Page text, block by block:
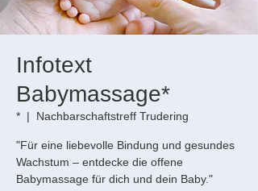
Infotext
Babymassage*
*
  |
Nachbarschaftstreff Trudering
"Für eine liebevolle Bindung und gesundes
Wachstum – entdecke die offene
Babymassage für dich und dein Baby."